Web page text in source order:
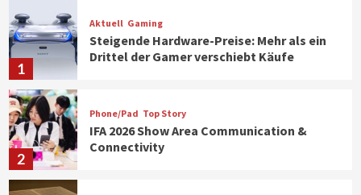
1
Aktuell Gaming
Steigende Hardware-Preise: Mehr als ein
Drittel der Gamer verschiebt Käufe
2
Phone/Pad Top Story
IFA 2026 Show Area Communication &
Connectivity